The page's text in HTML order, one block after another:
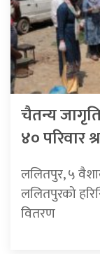
चैतन्य
४० परिवार
ललितपुर, ५
ललितपुरको
वितरण